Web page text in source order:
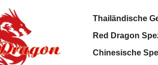
Thailändische
Red Dragon
Chinesische